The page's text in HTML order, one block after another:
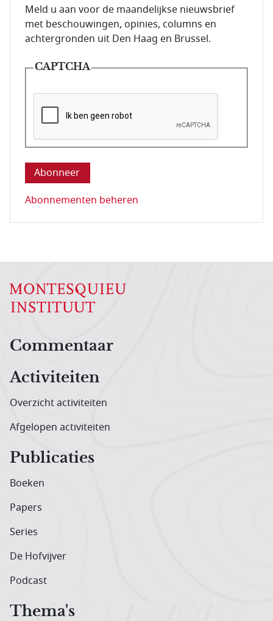
E-mailadres van de abonnee.
Meld u aan voor de maandelijkse nieuwsbrief
met beschouwingen, opinies, columns en
achtergronden uit Den Haag en Brussel.
CAPTCHA
Deze vraag is om te controleren dat u een mens
Abonnementen beheren
Hoofdnavigatiemenu
Commentaar
Activiteiten
Overzicht activiteiten
Afgelopen activiteiten
Publicaties
Boeken
Papers
Series
De Hofvijver
Podcast
Thema's